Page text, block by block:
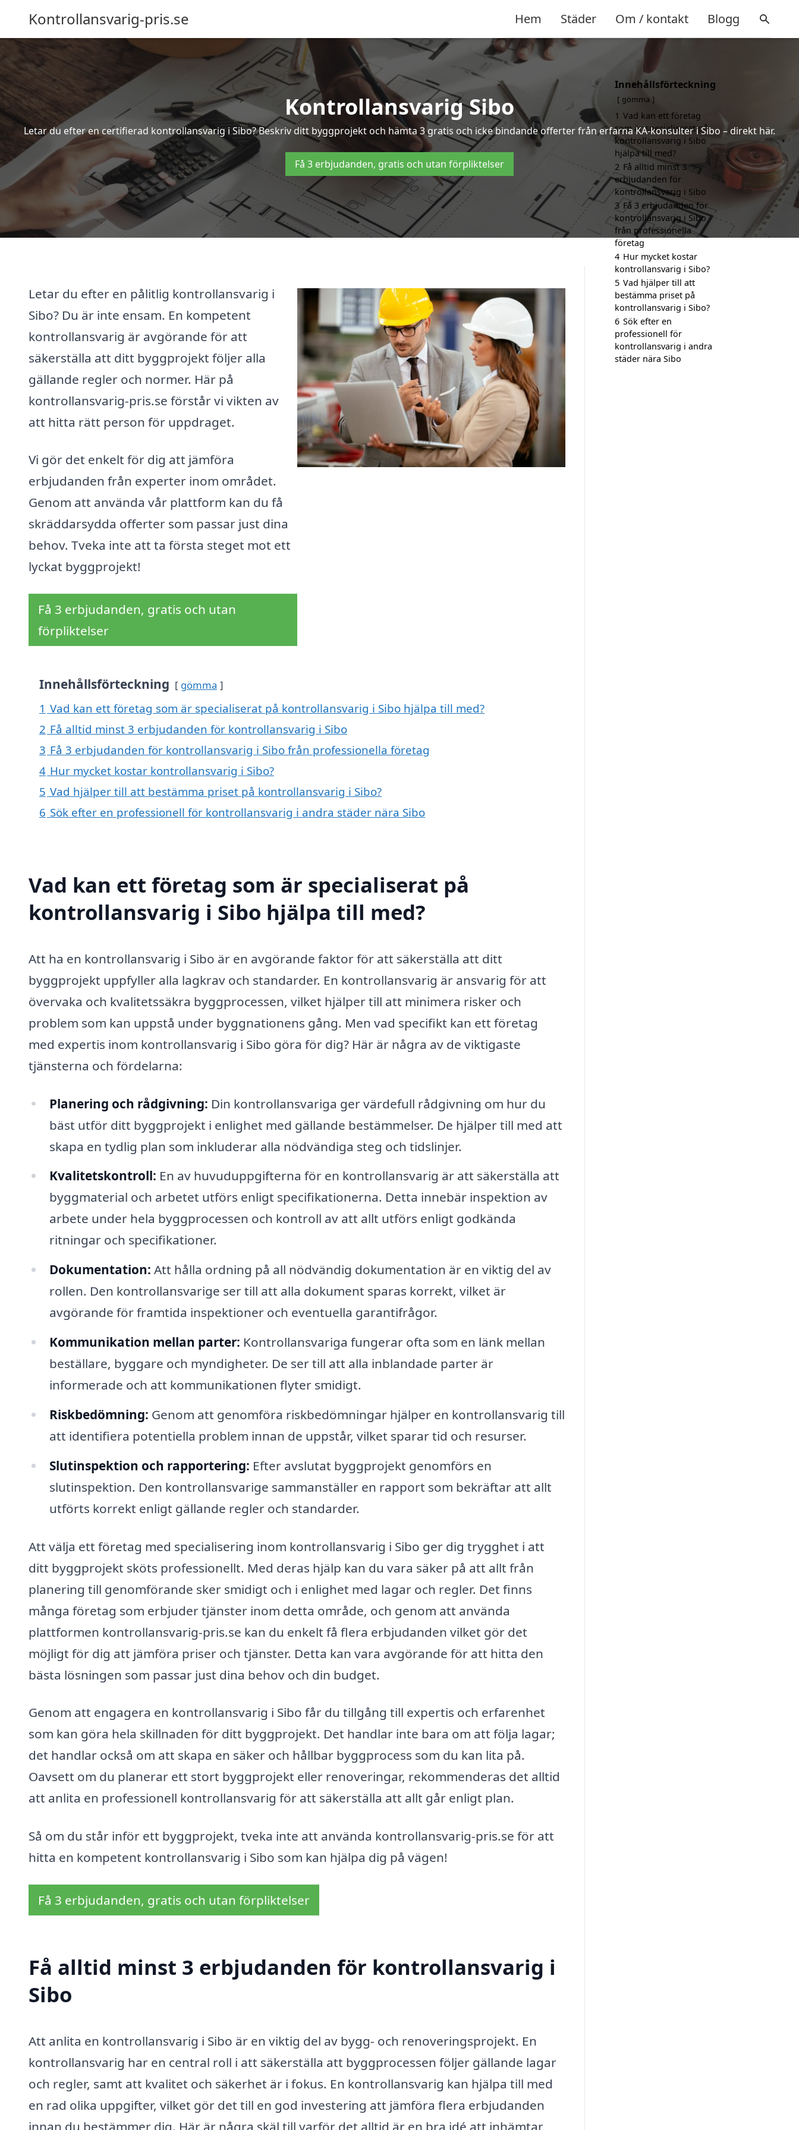
Kontrollansvarig-pris.se Hem Städer Om / kontakt Blogg
Kontrollansvarig Sibo
Letar du efter en certifierad kontrollansvarig i Sibo? Beskriv ditt byggprojekt och hämta 3 gratis och icke bindande offerter från erfarna KA-konsulter i Sibo – direkt här.
Få 3 erbjudanden, gratis och utan förpliktelser
Letar du efter en pålitlig kontrollansvarig i
Sibo? Du är inte ensam. En kompetent
kontrollansvarig är avgörande för att
säkerställa att ditt byggprojekt följer alla
gällande regler och normer. Här på
kontrollansvarig-pris.se förstår vi vikten av
att hitta rätt person för uppdraget.
Vi gör det enkelt för dig att jämföra
erbjudanden från experter inom området.
Genom att använda vår plattform kan du få
skräddarsydda offerter som passar just dina
behov. Tveka inte att ta första steget mot ett
lyckat byggprojekt!
Få 3 erbjudanden, gratis och utan
förpliktelser
Innehållsförteckning gömma
1 Vad kan ett företag som är specialiserat på kontrollansvarig i Sibo hjälpa till med?
2 Få alltid minst 3 erbjudanden för kontrollansvarig i Sibo
3 Få 3 erbjudanden för kontrollansvarig i Sibo från professionella företag
4 Hur mycket kostar kontrollansvarig i Sibo?
5 Vad hjälper till att bestämma priset på kontrollansvarig i Sibo?
6 Sök efter en professionell för kontrollansvarig i andra städer nära Sibo
Vad kan ett företag som är specialiserat på
kontrollansvarig i Sibo hjälpa till med?
Att ha en kontrollansvarig i Sibo är en avgörande faktor för att säkerställa att ditt
byggprojekt uppfyller alla lagkrav och standarder. En kontrollansvarig är ansvarig för att
övervaka och kvalitetssäkra byggprocessen, vilket hjälper till att minimera risker och
problem som kan uppstå under byggnationens gång. Men vad specifikt kan ett företag
med expertis inom kontrollansvarig i Sibo göra för dig? Här är några av de viktigaste
tjänsterna och fördelarna:
Planering och rådgivning: Din kontrollansvariga ger värdefull rådgivning om hur du
bäst utför ditt byggprojekt i enlighet med gällande bestämmelser. De hjälper till med att
skapa en tydlig plan som inkluderar alla nödvändiga steg och tidslinjer.
Kvalitetskontroll: En av huvuduppgifterna för en kontrollansvarig är att säkerställa att
byggmaterial och arbetet utförs enligt specifikationerna. Detta innebär inspektion av
arbete under hela byggprocessen och kontroll av att allt utförs enligt godkända
ritningar och specifikationer.
Dokumentation: Att hålla ordning på all nödvändig dokumentation är en viktig del av
rollen. Den kontrollansvarige ser till att alla dokument sparas korrekt, vilket är
avgörande för framtida inspektioner och eventuella garantifrågor.
Kommunikation mellan parter: Kontrollansvariga fungerar ofta som en länk mellan
beställare, byggare och myndigheter. De ser till att alla inblandade parter är
informerade och att kommunikationen flyter smidigt.
Riskbedömning: Genom att genomföra riskbedömningar hjälper en kontrollansvarig till
att identifiera potentiella problem innan de uppstår, vilket sparar tid och resurser.
Slutinspektion och rapportering: Efter avslutat byggprojekt genomförs en
slutinspektion. Den kontrollansvarige sammanställer en rapport som bekräftar att allt
utförts korrekt enligt gällande regler och standarder.
Att välja ett företag med specialisering inom kontrollansvarig i Sibo ger dig trygghet i att
ditt byggprojekt sköts professionellt. Med deras hjälp kan du vara säker på att allt från
planering till genomförande sker smidigt och i enlighet med lagar och regler. Det finns
många företag som erbjuder tjänster inom detta område, och genom att använda
plattformen kontrollansvarig-pris.se kan du enkelt få flera erbjudanden vilket gör det
möjligt för dig att jämföra priser och tjänster. Detta kan vara avgörande för att hitta den
bästa lösningen som passar just dina behov och din budget.
Genom att engagera en kontrollansvarig i Sibo får du tillgång till expertis och erfarenhet
som kan göra hela skillnaden för ditt byggprojekt. Det handlar inte bara om att följa lagar;
det handlar också om att skapa en säker och hållbar byggprocess som du kan lita på.
Oavsett om du planerar ett stort byggprojekt eller renoveringar, rekommenderas det alltid
att anlita en professionell kontrollansvarig för att säkerställa att allt går enligt plan.
Så om du står inför ett byggprojekt, tveka inte att använda kontrollansvarig-pris.se för att
hitta en kompetent kontrollansvarig i Sibo som kan hjälpa dig på vägen!
Få 3 erbjudanden, gratis och utan förpliktelser
Få alltid minst 3 erbjudanden för kontrollansvarig i
Sibo
Att anlita en kontrollansvarig i Sibo är en viktig del av bygg- och renoveringsprojekt. En
kontrollansvarig har en central roll i att säkerställa att byggprocessen följer gällande lagar
och regler, samt att kvalitet och säkerhet är i fokus. En kontrollansvarig kan hjälpa till med
en rad olika uppgifter, vilket gör det till en god investering att jämföra flera erbjudanden
innan du bestämmer dig. Här är några skäl till varför det alltid är en bra idé att inhämtar
Innehållsförteckning
gömma
1 Vad kan ett företag
som är specialiserat på
kontrollansvarig i Sibo
hjälpa till med?
2 Få alltid minst 3
erbjudanden för
kontrollansvarig i Sibo
3 Få 3 erbjudanden för
kontrollansvarig i Sibo
från professionella
företag
4 Hur mycket kostar
kontrollansvarig i Sibo?
5 Vad hjälper till att
bestämma priset på
kontrollansvarig i Sibo?
6 Sök efter en
professionell för
kontrollansvarig i andra
städer nära Sibo